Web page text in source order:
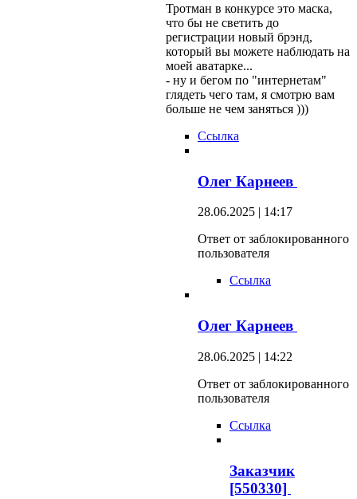
Тротман в конкурсе это маска,
что бы не светить до
регистрации новый брэнд,
который вы можете наблюдать на
моей аватарке...
- ну и бегом по "интернетам"
глядеть чего там, я смотрю вам
больше не чем заняться )))
Ссылка
Олег Карнеев
28.06.2025 | 14:17
Ответ от заблокированного
пользователя
Ссылка
Олег Карнеев
28.06.2025 | 14:22
Ответ от заблокированного
пользователя
Ссылка
Заказчик
[550330]